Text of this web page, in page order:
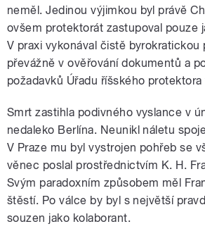
neměl. Jedinou výjimkou byl právě
ovšem protektorát zastupoval pouze
V praxi vykonával čistě byrokratickou
převážně v ověřování dokumentů a
požadavků Úřadu říšského protektora
Smrt zastihla podivného vyslance v
nedaleko Berlína. Neunikl náletu
V Praze mu byl vystrojen pohřeb se
věnec poslal prostřednictvím K. H.
Svým paradoxním způsobem měl
štěstí. Po válce by byl s největší
souzen jako kolaborant.